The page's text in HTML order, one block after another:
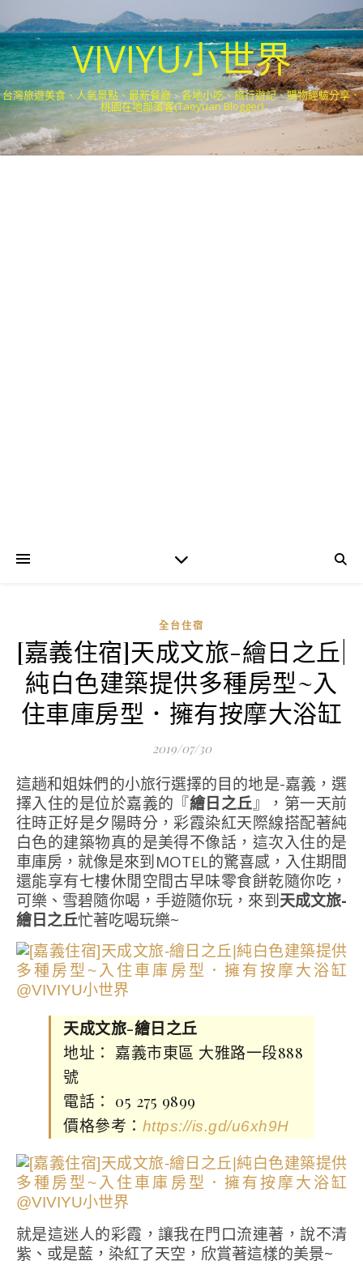
VIVIYU小世界
台灣旅遊美食、人氣景點、最新餐廳、各地小吃、旅行遊記、購物經驗分享．
桃園在地部落客(Taoyuan Blogger)
全台住宿
[嘉義住宿]天成文旅-繪日之丘|
純白色建築提供多種房型~入
住車庫房型．擁有按摩大浴缸
2019/07/30
這趟和姐妹們的小旅行選擇的目的地是-嘉義，選
擇入住的是位於嘉義的『繪日之丘』，第一天前
往時正好是夕陽時分，彩霞染紅天際線搭配著純
白色的建築物真的是美得不像話，這次入住的是
車庫房，就像是來到MOTEL的驚喜感，入住期間
還能享有七樓休閒空間古早味零食餅乾隨你吃，
可樂、雪碧隨你喝，手遊隨你玩，來到天成文旅-
繪日之丘忙著吃喝玩樂~
天成文旅-繪日之丘
地址： 嘉義市東區 大雅路一段888
號
電話： 05 275 9899
價格參考： https://is.gd/u6xh9H
就是這迷人的彩霞，讓我在門口流連著，說不清
紫、或是藍，染紅了天空，欣賞著這樣的美景~